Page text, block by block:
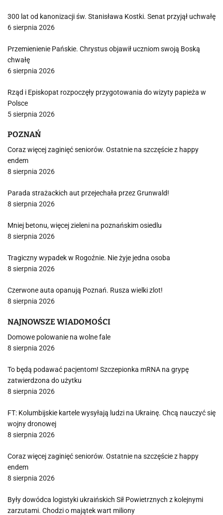
300 lat od kanonizacji św. Stanisława Kostki. Senat przyjął uchwałę
6 sierpnia 2026
Przemienienie Pańskie. Chrystus objawił uczniom swoją Boską
chwałę
6 sierpnia 2026
Rząd i Episkopat rozpoczęły przygotowania do wizyty papieża w
Polsce
5 sierpnia 2026
POZNAŃ
Coraz więcej zaginięć seniorów. Ostatnie na szczęście z happy
endem
8 sierpnia 2026
Parada strażackich aut przejechała przez Grunwald!
8 sierpnia 2026
Mniej betonu, więcej zieleni na poznańskim osiedlu
8 sierpnia 2026
Tragiczny wypadek w Rogoźnie. Nie żyje jedna osoba
8 sierpnia 2026
Czerwone auta opanują Poznań. Rusza wielki zlot!
8 sierpnia 2026
NAJNOWSZE WIADOMOŚCI
Domowe polowanie na wolne fale
8 sierpnia 2026
To będą podawać pacjentom! Szczepionka mRNA na grypę
zatwierdzona do użytku
8 sierpnia 2026
FT: Kolumbijskie kartele wysyłają ludzi na Ukrainę. Chcą nauczyć się
wojny dronowej
8 sierpnia 2026
Coraz więcej zaginięć seniorów. Ostatnie na szczęście z happy
endem
8 sierpnia 2026
Były dowódca logistyki ukraińskich Sił Powietrznych z kolejnymi
zarzutami. Chodzi o majątek wart miliony